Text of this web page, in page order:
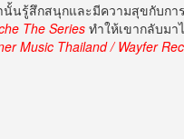
นั้นรู้สึกสนุกและมีความสุขกับกา
The Series ทำให้เขากลับม
Music Thailand / Wayfer